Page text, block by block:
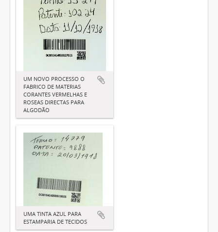
UM NOVO PROCESSO O
FABRICO DE MATERIAS
CORANTES VERMELHAS E
ROSEAS DIRECTAS PARA
ALGODÃO
UMA TINTA AZUL PARA
ESTAMPARIA DE TECIDOS